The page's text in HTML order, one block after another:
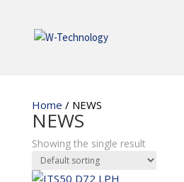
Home / NEWS
NEWS
Showing the single result